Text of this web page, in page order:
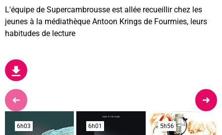
L'équipe de Supercambrousse est allée recueillir chez les
jeunes à la médiathèque Antoon Krings de Fourmies, leurs
habitudes de lecture
6h03
6h03 6h01
6h01 5h56
5h56